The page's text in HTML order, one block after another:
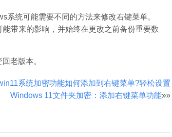
统可能需要不同的方法来修改右键菜单。
带来的影响，并始终在更改之前备份重要数
老版本。
系统加密功能如何添加到右键菜单?轻松设置
Windows 11文件夹加密：添加右键菜单功能»»